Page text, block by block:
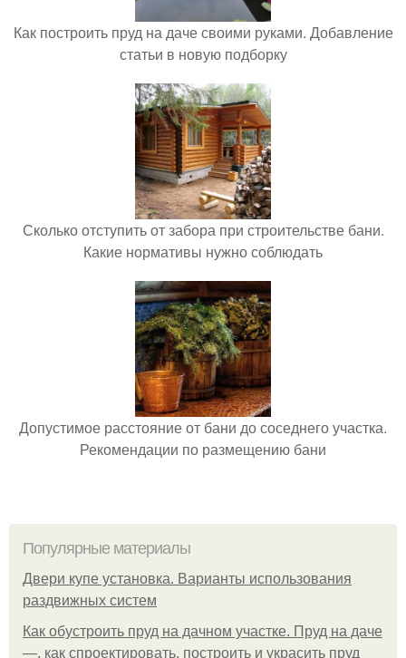
Как построить пруд на даче своими руками. Добавление
статьи в новую подборку
Сколько отступить от забора при строительстве бани.
Какие нормативы нужно соблюдать
Допустимое расстояние от бани до соседнего участка.
Рекомендации по размещению бани
Популярные материалы
Двери купе установка. Варианты использования
раздвижных систем
Как обустроить пруд на дачном участке. Пруд на даче
—, как спроектировать, построить и украсить пруд